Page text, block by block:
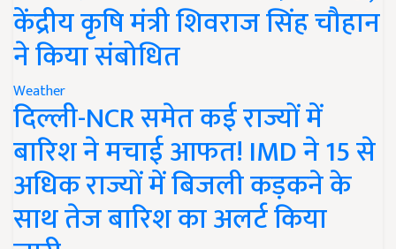
केंद्रीय कृषि मंत्री शिवराज सिंह चौहान
ने किया संबोधित
Weather
दिल्ली-NCR समेत कई राज्यों में
बारिश ने मचाई आफत! IMD ने 15 से
अधिक राज्यों में बिजली कड़कने के
साथ तेज बारिश का अलर्ट किया